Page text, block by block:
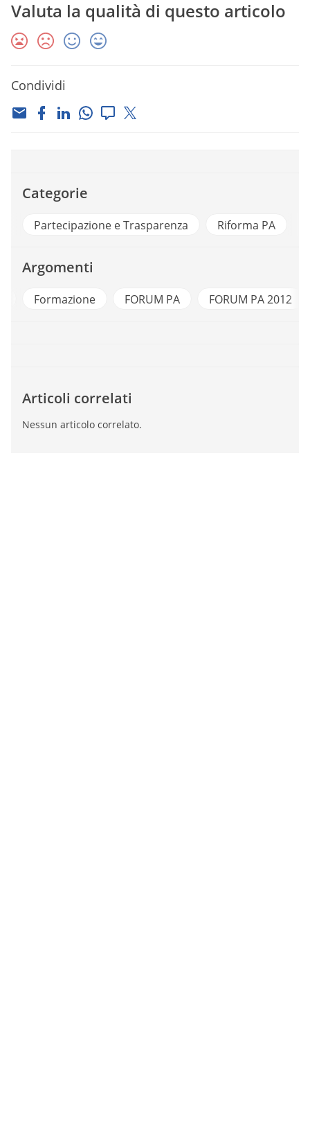
Valuta la qualità di questo articolo
Condividi
Categorie
Partecipazione e Trasparenza Riforma PA
Argomenti
Formazione FORUM PA FORUM PA 2012
Articoli correlati
Nessun articolo correlato.